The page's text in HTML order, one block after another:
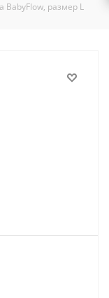
BabyFlow, размер L